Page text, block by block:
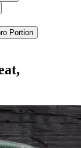
Portion